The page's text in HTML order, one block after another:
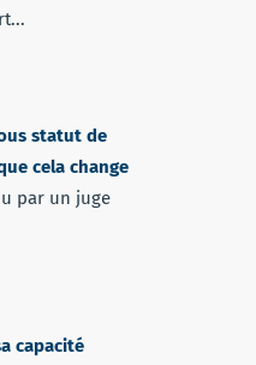
statut de
cela change
par un juge
capacité